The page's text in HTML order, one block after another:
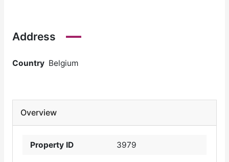
Address
Country Belgium
Overview
Property ID 3979